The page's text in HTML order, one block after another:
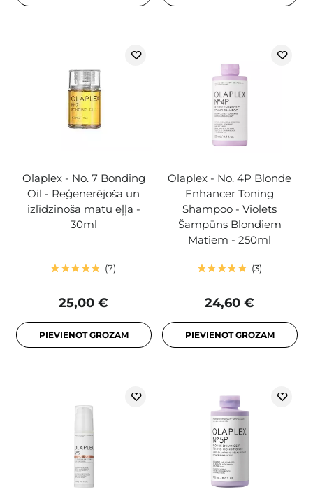
Olaplex - No. 7 Bonding
Oil - Reģenerējoša un
izlīdzinoša matu eļļa -
30ml
7
25,00 €
PIEVIENOT GROZAM
Olaplex - No. 4P Blonde
Enhancer Toning
Shampoo - Violets
Šampūns Blondiem
Matiem - 250ml
3
24,60 €
PIEVIENOT GROZAM